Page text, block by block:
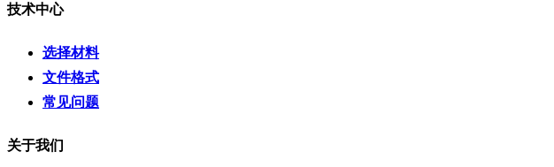
技术中心
选择材料
文件格式
常见问题
关于我们